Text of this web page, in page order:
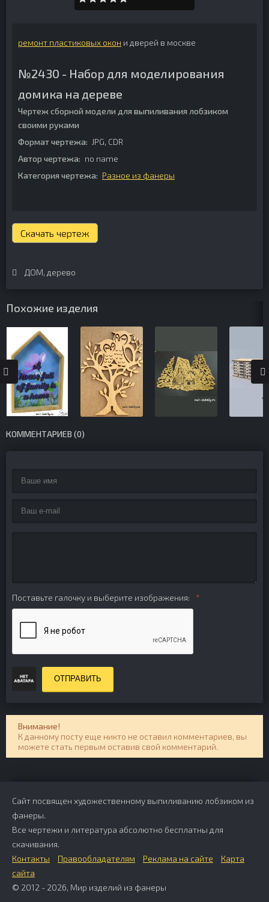
ремонт пластиковых окон и дверей в москве
№2430 - Набор для моделирования
домика на дереве
Чертеж сборной модели для выпиливания лобзиком
своими руками
Формат чертежа: JPG, CDR
Автор чертежа: no name
Категория чертежа: Разное из фанеры
Скачать чертеж
ДОМ, дерево
Похожие изделия
КОММЕНТАРИЕВ (0)
Поставьте галочку и выберите изображения:
ОТПРАВИТЬ
Внимание!
К данному посту еще никто не оставил комментариев, вы
можете стать первым оставив свой комментарий.
Сайт посвящен художественному выпиливанию лобзиком из
фанеры.
Все чертежи и литература абсолютно бесплатны для
скачивания.
Контакты
Правообладателям Реклама на сайте
Карта
сайта
© 2012 - 2026, Мир изделий из фанеры